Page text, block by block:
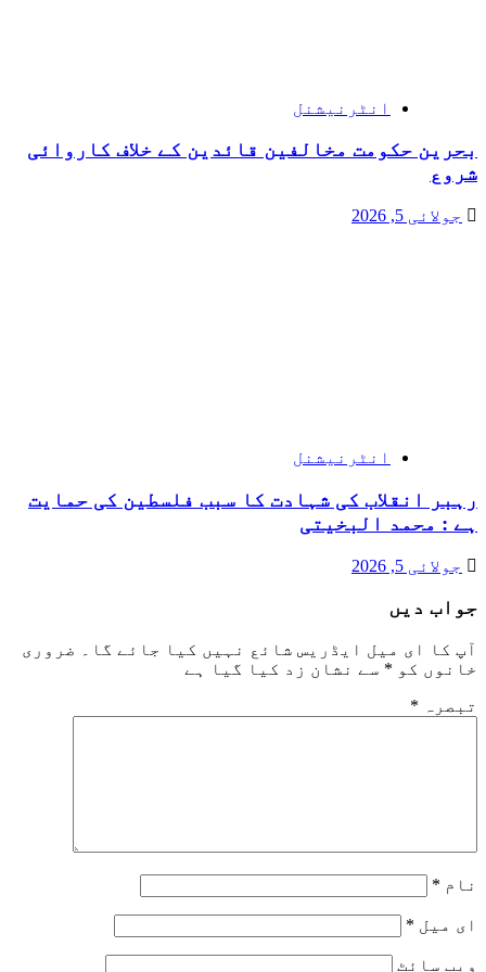
انٹرنیشنل
بحرین حکومت مخالفین قائدین کے خلاف کاروائی
شروع
جولائی 5, 2026
انٹرنیشنل
رہبر انقلاب کی شہادت کا سبب فلسطین کی حمایت
ہے : محمد البخیتی
جولائی 5, 2026
جواب دیں
آپ کا ای میل ایڈریس شائع نہیں کیا جائے گا۔
ضروری
خانوں کو * سے نشان زد کیا گیا ہے
تبصرہ *
نام *
ای میل *
ویب‌ سائٹ